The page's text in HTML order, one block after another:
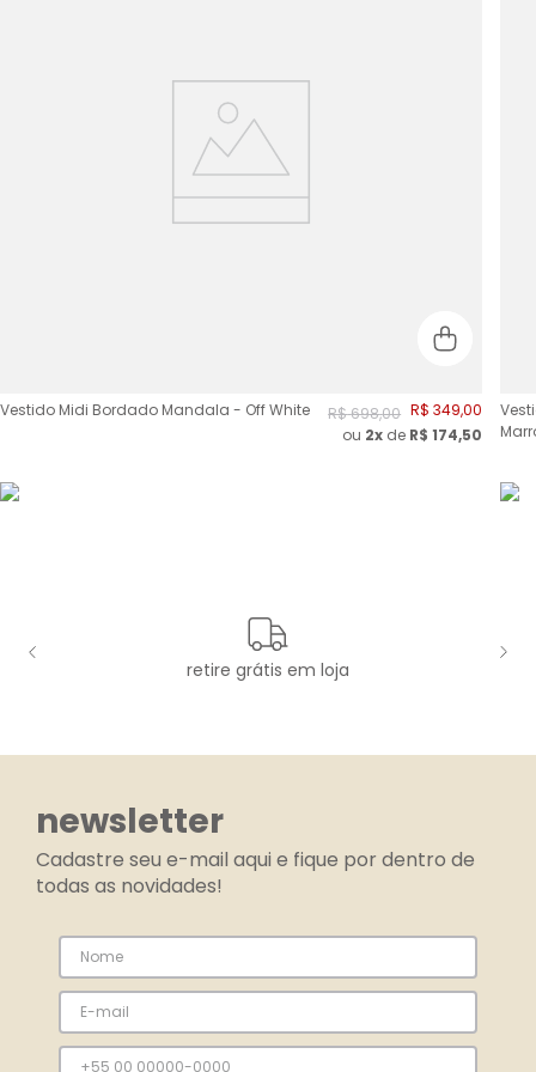
Vestido Midi Bordado Mandala - Off White R$698,00 R$ 349,00
ou 2x de R$174,50
retire grátis em loja
newsletter
Cadastre seu e-mail aqui e fique por dentro de
todas as novidades!